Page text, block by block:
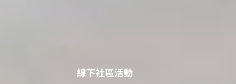
線下社區活動